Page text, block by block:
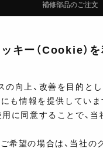
補修部品のご注文
製品に関する重要
ポイントについて
ショップ情報
製品マニュアル検
キー（Cookie）を
向上、改善を目的とし
も情報を提供していま
に同意することで、当
希望の場合は、当社の